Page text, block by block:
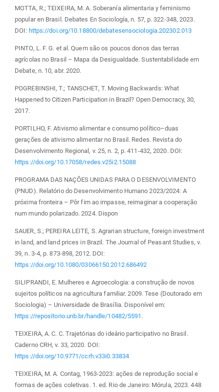
MOTTA, R.; TEIXEIRA, M. A. Soberanía alimentaria y feminismo
popular en Brasil. Debates En Sociología, n. 57, p. 322-348, 2023.
DOI: https://doi.org/10.18800/debatesensociologia.202302.013
PINTO, L. F. G. et al. Quem são os poucos donos das terras
agrícolas no Brasil – Mapa da Desigualdade. Sustentabilidade em
Debate, n. 10, abr. 2020.
POGREBINSHI, T.; TANSCHET, T. Moving Backwards: What
Happened to Citizen Participation in Brazil? Open Democracy, 30,
2017.
PORTILHO, F. Ativismo alimentar e consumo político–duas
gerações de ativismo alimentar no Brasil. Redes. Revista do
Desenvolvimento Regional, v. 25, n. 2, p. 411-432, 2020. DOI:
https://doi.org/10.17058/redes.v25i2.15088
PROGRAMA DAS NAÇÕES UNIDAS PARA O DESENVOLVIMENTO
(PNUD). Relatório do Desenvolvimento Humano 2023/2024: A
próxima fronteira – Pôr fim ao impasse, reimaginar a cooperação
num mundo polarizado. 2024. Dispon
SAUER, S.; PEREIRA LEITE, S. Agrarian structure, foreign investment
in land, and land prices in Brazil. The Journal of Peasant Studies, v.
39, n. 3-4, p. 873-898, 2012. DOI:
https://doi.org/10.1080/03066150.2012.686492
SILIPRANDI, E. Mulheres e Agroecologia: a construção de novos
sujeitos políticos na agricultura familiar. 2009. Tese (Doutorado em
Sociologia) – Universidade de Brasília. Disponível em:
https://repositorio.unb.br/handle/10482/5591 .
TEIXEIRA, A. C. C. Trajetórias do ideário participativo no Brasil.
Caderno CRH, v. 33, 2020. DOI:
https://doi.org/10.9771/ccrh.v33i0.33834
TEIXEIRA, M. A. Contag, 1963-2023: ações de reprodução social e
formas de ações coletivas. 1. ed. Rio de Janeiro: Mórula, 2023. 448